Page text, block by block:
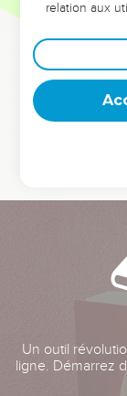
Dans cette
clés pour
deviennent vos
équipe, un
Un outil
ligne. Démarrez
relation aux